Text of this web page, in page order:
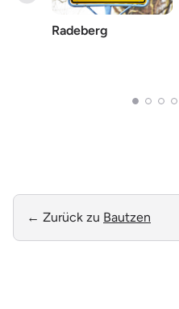
Radeberg
← Zurück zu Bautzen